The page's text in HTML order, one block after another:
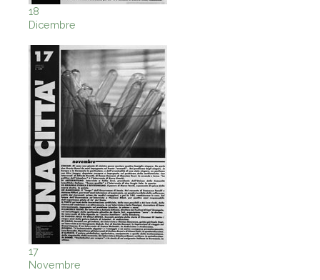
18
Dicembre
17
Novembre